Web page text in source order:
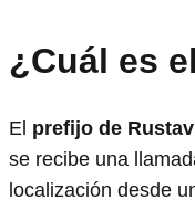
¿Cuál es
El prefijo de
se recibe una
localización desde